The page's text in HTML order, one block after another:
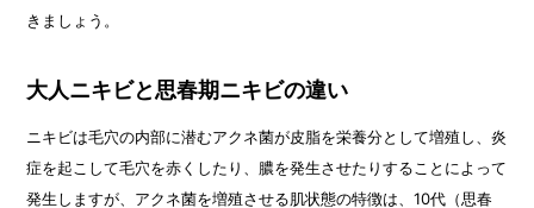
きましょう。
大人ニキビと思春期ニキビの違い
ニキビは毛穴の内部に潜むアクネ菌が皮脂を栄養分として増殖し、炎
症を起こして毛穴を赤くしたり、膿を発生させたりすることによって
発生しますが、アクネ菌を増殖させる肌状態の特徴は、10代（思春